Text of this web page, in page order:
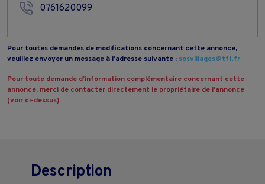
0761620099
Pour toutes demandes de modifications concernant cette annonce,
veuillez envoyer un message à l’adresse suivante : sosvillages@tf1.fr
Pour toute demande d’information complémentaire concernant cette
annonce, merci de contacter directement le propriétaire de l’annonce
(voir ci-dessus)
Description